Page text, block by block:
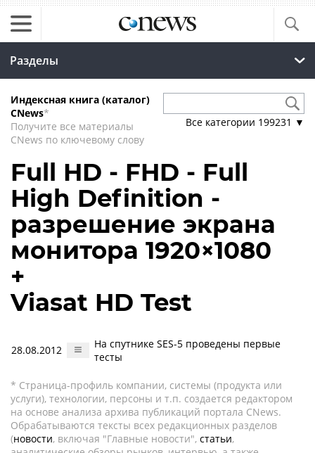
Разделы
Индексная книга (каталог)
CNews*
Получите все материалы
CNews по ключевому слову
Все категории 199231 ▼
Full HD - FHD - Full
High Definition -
разрешение экрана
монитора 1920×1080
+
Viasat HD Test
28.08.2012
На спутнике SES-5 проведены первые
тесты
* Страница-профиль компании, системы (продукта или
услуги), технологии, персоны и т.п. создается редактором
на основе анализа архива публикаций портала CNews.
Обрабатываются тексты всех редакционных разделов
(новости, включая "Главные новости", статьи,